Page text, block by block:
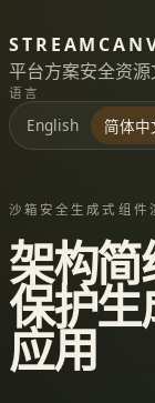
平台方案安全资源
语言
English 简体中
沙箱安全生成式组件
架构简
保护生
应用